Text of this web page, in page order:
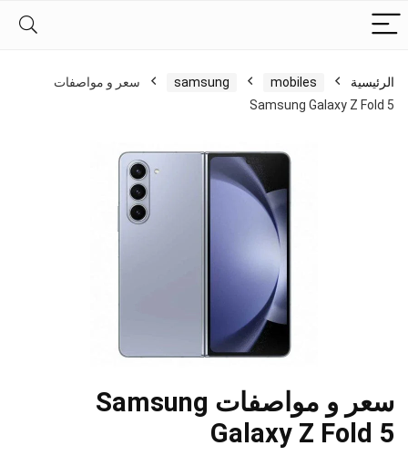
الرئيسية mobiles
samsung
سعر و مواصفات
Samsung Galaxy Z Fold 5
سعر و مواصفات Samsung
Galaxy Z Fold 5